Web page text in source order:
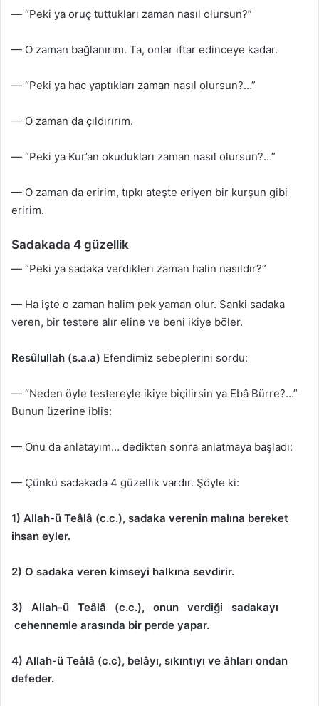
— “Peki ya oruç tuttukları zaman nasıl olursun?”
— O zaman bağlanırım. Ta, onlar iftar edinceye kadar.
— “Peki ya hac yaptıkları zaman nasıl olursun?…”
— O zaman da çıldırırım.
— “Peki ya Kur’an okudukları zaman nasıl olursun?…”
— O zaman da eririm, tıpkı ateşte eriyen bir kurşun gibi
eririm.
Sadakada 4 güzellik
— “Peki ya sadaka verdikleri zaman halin nasıldır?”
— Ha işte o zaman halim pek yaman olur. Sanki sadaka
veren, bir testere alır eline ve beni ikiye böler.
Resûlullah (s.a.a) Efendimiz sebeplerini sordu:
— “Neden öyle testereyle ikiye biçilirsin ya Ebâ Bürre?…”
Bunun üzerine iblis:
— Onu da anlatayım… dedikten sonra anlatmaya başladı:
— Çünkü sadakada 4 güzellik vardır. Şöyle ki:
1) Allah-ü Teâlâ (c.c.), sadaka verenin malına bereket
ihsan eyler.
2) O sadaka veren kimseyi halkına sevdirir.
3) Allah-ü Teâlâ (c.c.), onun verdiği sadakayı
cehennemle arasında bir perde yapar.
4) Allah-ü Teâlâ (c.c), belâyı, sıkıntıyı ve âhları ondan
defeder.